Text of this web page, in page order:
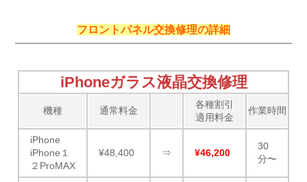
フロントパネル交換修理の詳細
iPhoneガラス液晶交換修理
機種 通常料金
各種割引
適用料金
作業時間
iPhone
iPhone１
２ProMAX
¥48,400 ⇒ ¥46,200
30
分〜